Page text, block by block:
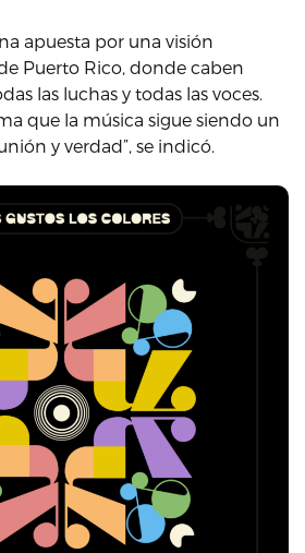
apuesta por una visión
Puerto Rico, donde caben
las luchas y todas las voces.
que la música sigue siendo un
y verdad”, se indicó.